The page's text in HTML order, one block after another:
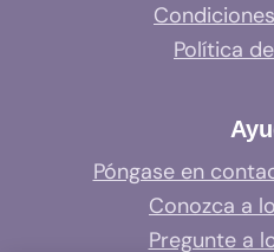
Política
Póngase en
Conozca a
Pregunte a